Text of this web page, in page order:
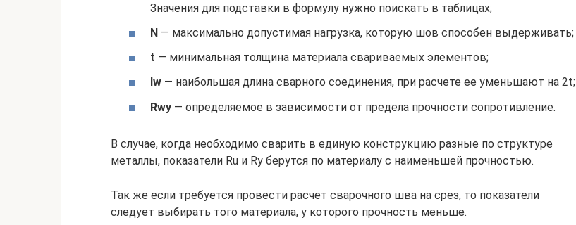
Значения для подставки в формулу нужно поискать в таблицах;
N — максимально допустимая нагрузка, которую шов способен выдерживать;
t — минимальная толщина материала свариваемых элементов;
lw — наибольшая длина сварного соединения, при расчете ее уменьшают на 2t;
Rwу — определяемое в зависимости от предела прочности сопротивление.
В случае, когда необходимо сварить в единую конструкцию разные по структуре
металлы, показатели Ru и Ry берутся по материалу с наименьшей прочностью.
Так же если требуется провести расчет сварочного шва на срез, то показатели
следует выбирать того материала, у которого прочность меньше.